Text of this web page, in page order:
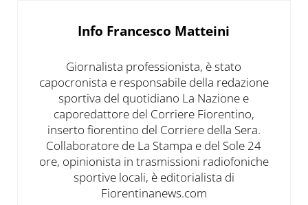
Info Francesco Matteini
Giornalista professionista, è stato
capocronista e responsabile della redazione
sportiva del quotidiano La Nazione e
caporedattore del Corriere Fiorentino,
inserto fiorentino del Corriere della Sera.
Collaboratore de La Stampa e del Sole 24
ore, opinionista in trasmissioni radiofoniche
sportive locali, è editorialista di
Fiorentinanews.com